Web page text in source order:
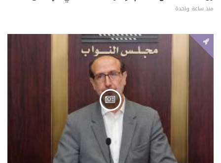
منذ ساعة واحدة